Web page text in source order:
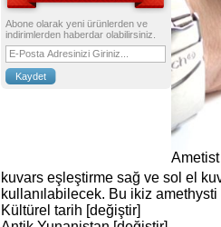
Abone olarak yeni ürünlerden ve
indirimlerden haberdar olabilirsiniz.
Ametist
kuvars eşleştirme sağ ve sol el
kullanılabilecek. Bu ikiz
Kültürel tarih [değiştir]